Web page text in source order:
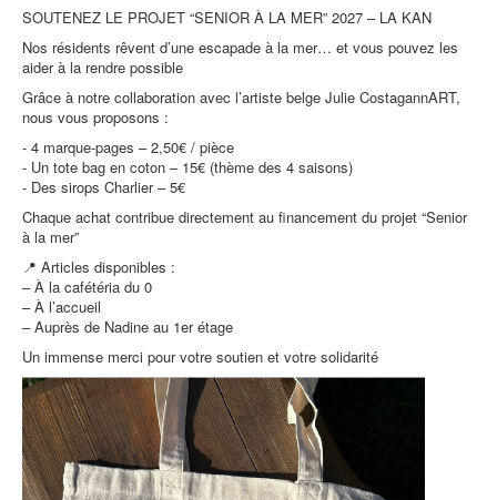
SOUTENEZ LE PROJET “SENIOR À LA MER” 2027 – LA KAN
Nos résidents rêvent d’une escapade à la mer… et vous pouvez les
aider à la rendre possible
Grâce à notre collaboration avec l’artiste belge Julie CostagannART,
nous vous proposons :
- 4 marque-pages – 2,50€ / pièce
- Un tote bag en coton – 15€ (thème des 4 saisons)
- Des sirops Charlier – 5€
Chaque achat contribue directement au financement du projet “Senior
à la mer”
📍 Articles disponibles :
– À la cafétéria du 0
– À l’accueil
– Auprès de Nadine au 1er étage
Un immense merci pour votre soutien et votre solidarité